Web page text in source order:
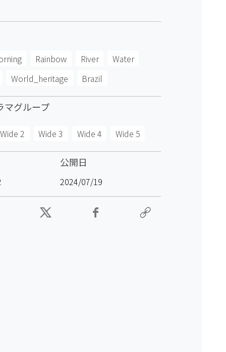
Rainbow River
Water
World_heritage
Brazil
マグループ
Wide 2 Wide 3 Wide 4 Wide 5
公開日
2024/07/19